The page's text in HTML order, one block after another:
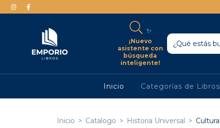
✨
¡Nuevo
asistente con
búsqueda
inteligente!
Inicio Categorías de Libros
Inicio > Catalogo > Historia Universal > Cultura